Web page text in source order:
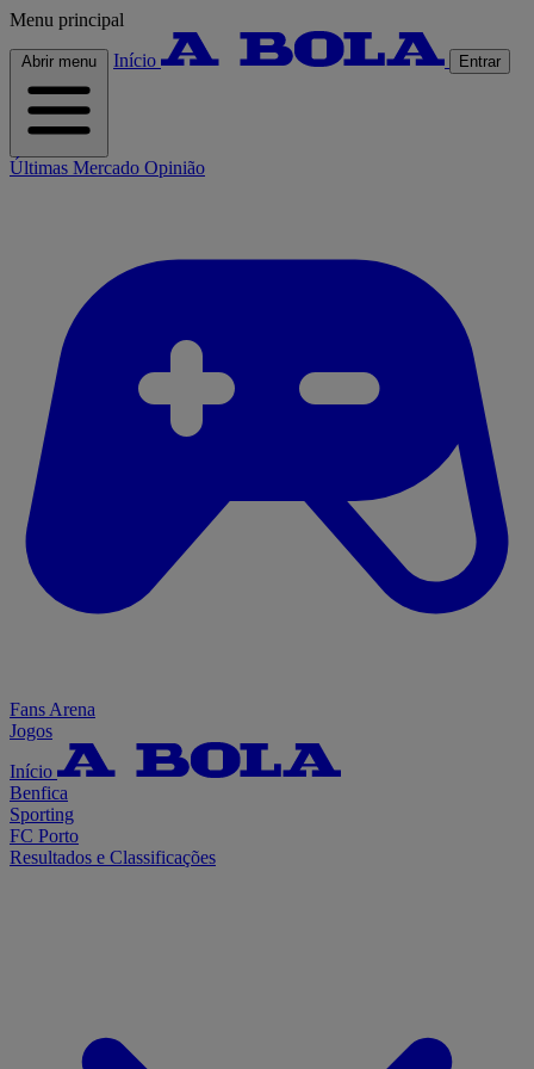
Menu principal
Abrir menu Início Entrar
Últimas Mercado Opinião
Fans Arena
Jogos
Início
Benfica
Sporting
FC Porto
Resultados e Classificações